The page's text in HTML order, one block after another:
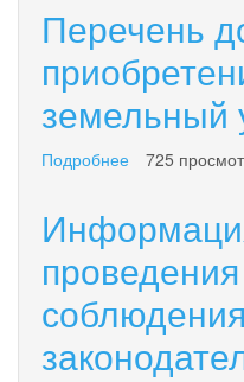
АКТ
№
06-
18
Перечень
земельный
Подробнее
для
приобретения
прав
земельный
участок
725